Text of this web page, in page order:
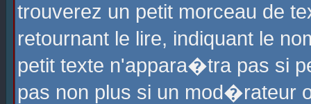
trouverez un petit morceau de
retournant le lire, indiquant le
petit texte n'appara�tra pas si
pas non plus si un mod�rateur